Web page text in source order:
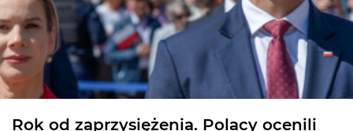
Rok od zaprzysiężenia. Polacy ocenili